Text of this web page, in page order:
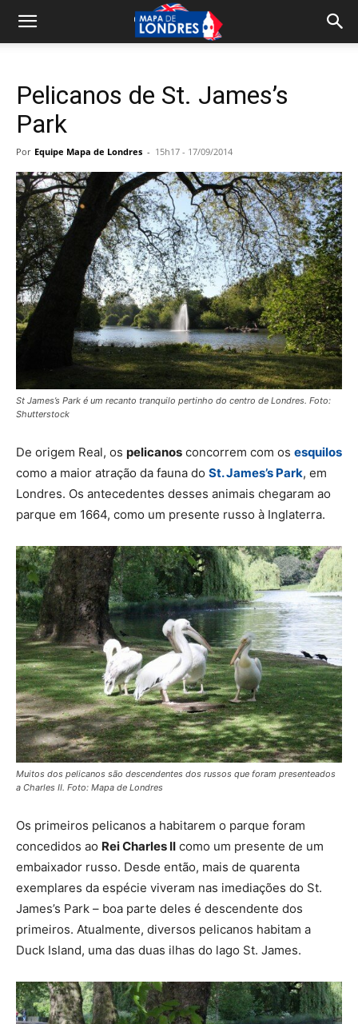
Pelicanos de St. James’s
Park
Por Equipe Mapa de Londres - 15h17 - 17/09/2014
St James’s Park é um recanto tranquilo pertinho do centro de Londres. Foto:
Shutterstock
De origem Real, os pelicanos concorrem com os esquilos
como a maior atração da fauna do St. James’s Park, em
Londres. Os antecedentes desses animais chegaram ao
parque em 1664, como um presente russo à Inglaterra.
Muitos dos pelicanos são descendentes dos russos que foram presenteados
a Charles II. Foto: Mapa de Londres
Os primeiros pelicanos a habitarem o parque foram
concedidos ao Rei Charles II como um presente de um
embaixador russo. Desde então, mais de quarenta
exemplares da espécie viveram nas imediações do St.
James’s Park – boa parte deles é descendente dos
primeiros. Atualmente, diversos pelicanos habitam a
Duck Island, uma das duas ilhas do lago St. James.